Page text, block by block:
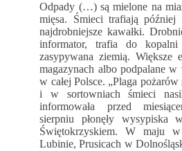
Odpady (…) są mielone na
mięsa. Śmieci trafiają później
najdrobniejsze kawałki.
informator, trafia do
zasypywana ziemią. Większe
magazynach albo podpalane
w całej Polsce. „Plaga
i w sortowniach śmieci
informowała przed
sierpniu płonęły
Świętokrzyskiem. W maju
Lubinie, Prusicach w